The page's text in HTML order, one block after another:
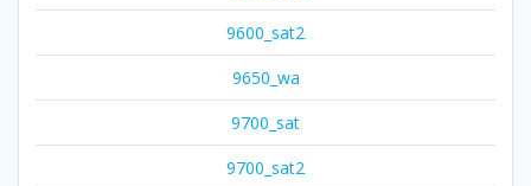
9600_sat2
9650_wa
9700_sat
9700_sat2